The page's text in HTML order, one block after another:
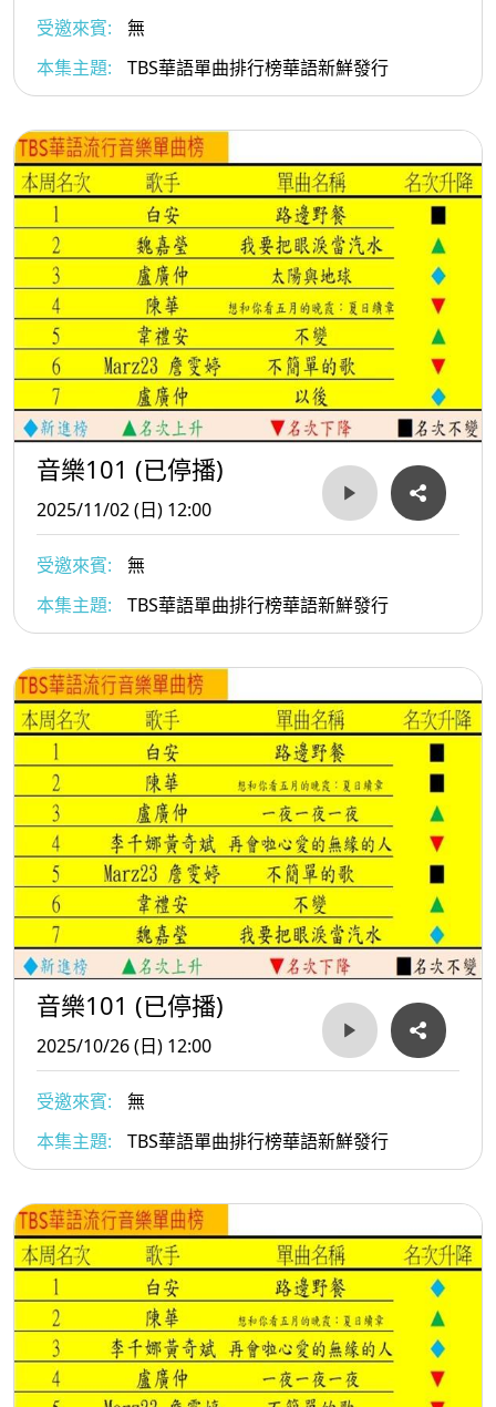
受邀來賓:
無
本集主題:
TBS華語單曲排行榜華語新鮮發行
音樂101 (已停播)
2025/11/02 (日) 12:00
受邀來賓:
無
本集主題:
TBS華語單曲排行榜華語新鮮發行
音樂101 (已停播)
2025/10/26 (日) 12:00
受邀來賓:
無
本集主題:
TBS華語單曲排行榜華語新鮮發行